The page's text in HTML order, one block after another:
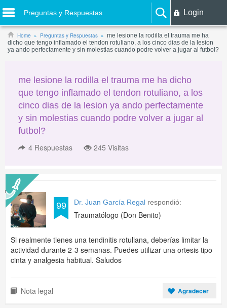
Preguntas y Respuestas Login
Home Preguntas y Respuestas
me lesione la rodilla el trauma me ha
dicho que tengo inflamado el tendon rotuliano, a los cinco dias de la lesion
ya ando perfectamente y sin molestias cuando podre volver a jugar al futbol?
me lesione la rodilla el trauma me ha dicho
que tengo inflamado el tendon rotuliano, a los
cinco dias de la lesion ya ando perfectamente
y sin molestias cuando podre volver a jugar al
futbol?
4 Respuestas 245 Visitas
99 Dr. Juan García Regal respondió:
Traumatólogo (Don Benito)
Si realmente tienes una tendinitis rotuliana, deberías limitar la
actividad durante 2-3 semanas. Puedes utilizar una ortesis tipo
cinta y analgesia habitual. Saludos
Nota legal Agradecer